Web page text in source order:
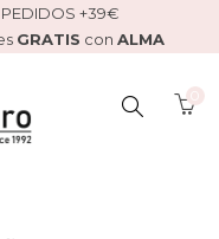
PEDIDOS +39€
GRATIS con ALMA
BUSCAR